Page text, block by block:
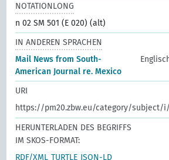
NOTATIONLONG
n 02 SM 501 (E 020) (alt)
IN ANDEREN SPRACHEN
Mail News from South-
American Journal re. Mexico
URI
https://pm20.zbw.eu/category/subject/i/
HERUNTERLADEN DES BEGRIFFS
IM SKOS-FORMAT:
RDF/XML TURTLE JSON-LD